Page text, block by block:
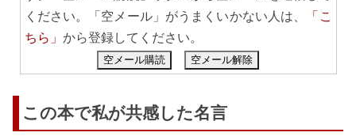
ください。「空メール」がうまくいかない人は、
「こ
ちら」 から登録してください。
空メール購読 空メール解除
この本で私が共感した名言